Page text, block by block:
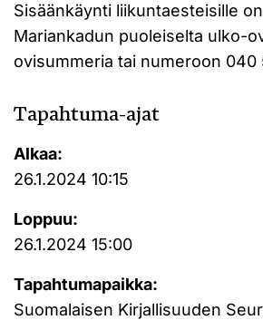
Sisäänkäynti liikuntaesteisille
Mariankadun puoleiselta ulko-
ovisummeria tai numeroon 040
Tapahtuma-ajat
Alkaa:
26.1.2024 10:15
Loppuu:
26.1.2024 15:00
Tapahtumapaikka:
Suomalaisen Kirjallisuuden